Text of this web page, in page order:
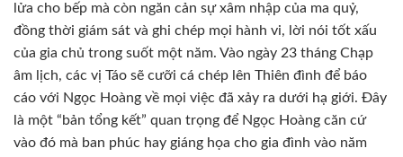
lửa cho bếp mà còn ngăn cản sự xâm nhập của ma quỷ,
đồng thời giám sát và ghi chép mọi hành vi, lời nói tốt xấu
của gia chủ trong suốt một năm. Vào ngày 23 tháng Chạp
âm lịch, các vị Táo sẽ cưỡi cá chép lên Thiên đình để báo
cáo với Ngọc Hoàng về mọi việc đã xảy ra dưới hạ giới. Đây
là một “bản tổng kết” quan trọng để Ngọc Hoàng căn cứ
vào đó mà ban phúc hay giáng họa cho gia đình vào năm